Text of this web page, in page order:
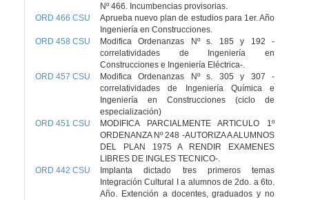
Nº 466. Incumbencias provisorias.
ORD 466 CSU
Aprueba nuevo plan de estudios para 1er. Año
Ingeniería en Construcciones.
ORD 458 CSU
Modifica Ordenanzas Nº s. 185 y 192 -
correlatividades de Ingeniería en
Construcciones e Ingeniería Eléctrica-.
ORD 457 CSU
Modifica Ordenanzas Nº s. 305 y 307 -
correlatividades de Ingeniería Química e
Ingeniería en Construcciones (ciclo de
especialización)
ORD 451 CSU
MODIFICA PARCIALMENTE ARTICULO 1º
ORDENANZA Nº 248 -AUTORIZA A ALUMNOS
DEL PLAN 1975 A RENDIR EXAMENES
LIBRES DE INGLES TECNICO-.
ORD 442 CSU
Implanta dictado tres primeros temas
Integración Cultural I a alumnos de 2do. a 6to.
Año. Extención a docentes, graduados y no